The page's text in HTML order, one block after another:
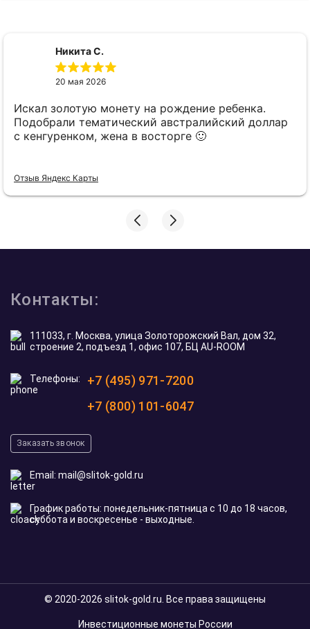
Никита С.
20 мая 2026
Искал золотую монету на рождение ребенка.
Подобрали тематический австралийский доллар
с кенгуренком, жена в восторге 🙂
Отзыв Яндекс Карты
Контакты:
111033, г. Москва, улица Золоторожский Вал, дом 32,
строение 2, подъезд 1, офис 107, БЦ AU-ROOM
Телефоны:
+7 (495) 971-7200
+7 (800) 101-6047
Заказать звонок
Email: mail@slitok-gold.ru
График работы: понедельник-пятница с 10 до 18 часов,
суббота и воскресенье - выходные.
© 2020-2026 slitok-gold.ru. Все права защищены
Инвестиционные монеты России